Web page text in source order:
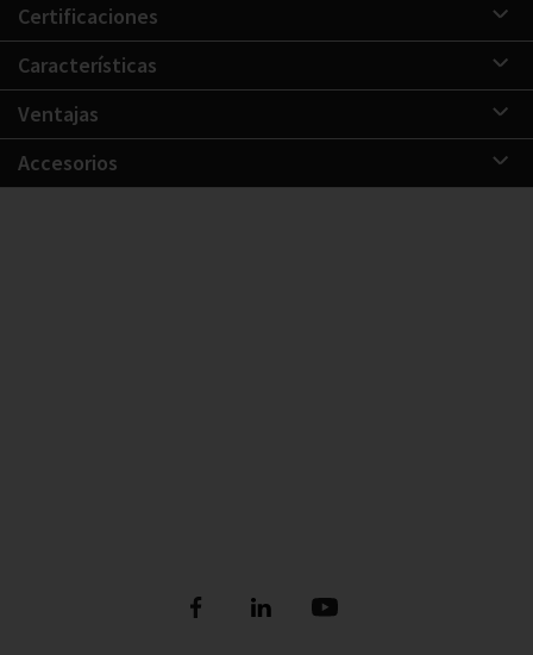
Certificaciones
Características
Ventajas
Accesorios